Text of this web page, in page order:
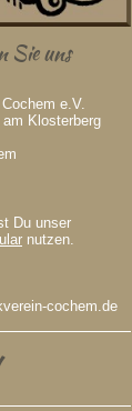
Sie uns
e.V.
Klosterberg
Du unser
nutzen.
cochem.de